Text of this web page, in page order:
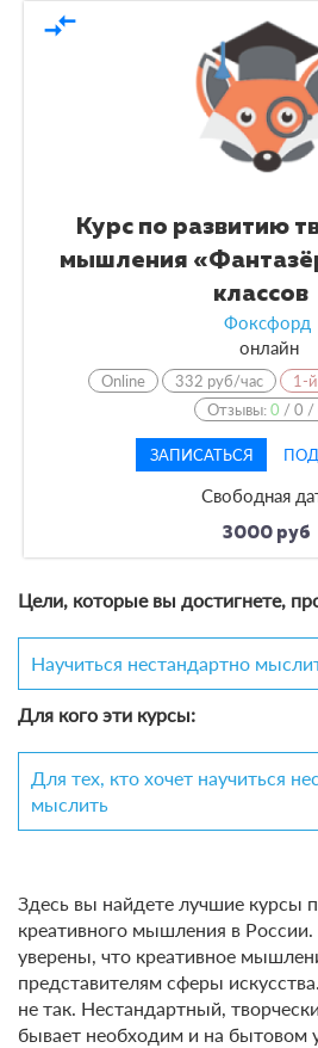
compare_arrows
Курс по развитию
мышления
классов
Фоксфорд
онлайн
Online 332 руб/час
1-
Отзывы:0 /0 /
ЗАПИСАТЬСЯ
Свободная
3000 руб
Цели, которые вы достигнете,
Научиться нестандартно
Для кого эти курсы:
Для тех, кто хочет научиться
мыслить
Здесь вы найдете лучшие курсы
креативного мышления в
уверены, что креативное
представителям сферы
не так. Нестандартный,
бывает необходим и на бытовом
По форме обучения